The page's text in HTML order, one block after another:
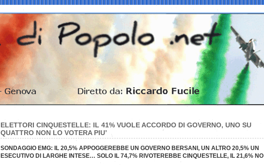
ELETTORI CINQUESTELLE: IL 41% VUOLE ACCORDO DI GOVERNO, UNO SU
QUATTRO NON LO VOTERA PIU’
SONDAGGIO EMG: IL 20,5% APPOGGEREBBE UN GOVERNO BERSANI, UN ALTRO 20,5% UN
ESECUTIVO DI LARGHE INTESE… SOLO IL 74,7% RIVOTEREBBE CINQUESTELLE, IL 21,6% NO